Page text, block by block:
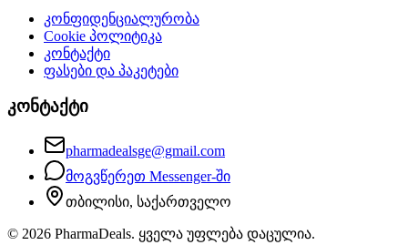
კონფიდენციალურობა
Cookie პოლიტიკა
კონტაქტი
ფასები და პაკეტები
კონტაქტი
pharmadealsge@gmail.com
მოგვწერეთ Messenger-ში
თბილისი, საქართველო
© 2026 PharmaDeals. ყველა უფლება დაცულია.